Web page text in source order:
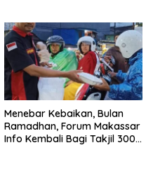
Menebar Kebaikan, Bulan
Ramadhan, Forum Makassar
Info Kembali Bagi Takjil 300